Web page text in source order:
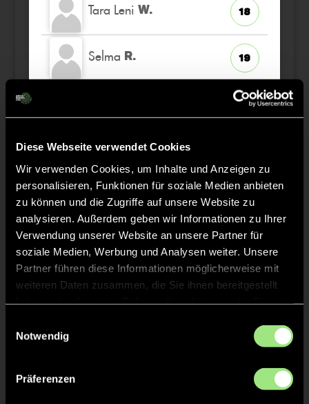
Diese Webseite verwendet Cookies
Wir verwenden Cookies, um Inhalte und Anzeigen zu
personalisieren, Funktionen für soziale Medien anbieten
zu können und die Zugriffe auf unsere Website zu
analysieren. Außerdem geben wir Informationen zu Ihrer
Verwendung unserer Website an unsere Partner für
soziale Medien, Werbung und Analysen weiter. Unsere
Partner führen diese Informationen möglicherweise mit
weiteren Daten zusammen, die Sie ihnen bereitgestellt
Notwendig
Präferenzen
Tara Leni W. 18
Selma R. 19
7
Nele Z.
Rosalie B.
Staff